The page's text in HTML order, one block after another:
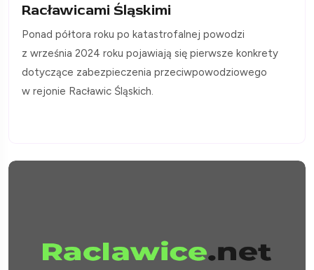
Racławicami Śląskimi
Ponad półtora roku po katastrofalnej powodzi
z września 2024 roku pojawiają się pierwsze konkrety
dotyczące zabezpieczenia przeciwpowodziowego
w rejonie Racławic Śląskich.